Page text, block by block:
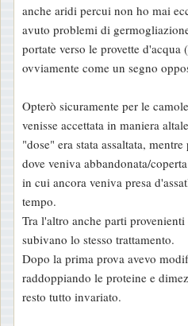
anche aridi percui non ho mai
avuto problemi di
portate verso le provette d'acqua
ovviamente come un segno
Opterò sicuramente per le
venisse accettata in maniera
"dose" era stata assaltata,
dove veniva abbandonata/
in cui ancora veniva presa
tempo.
Tra l'altro anche parti
subivano lo stesso trattamento.
Dopo la prima prova avevo
raddoppiando le proteine e
resto tutto invariato.